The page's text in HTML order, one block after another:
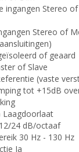
ingangen Stereo
Stereo of
of geaard
of Slave
(vaste
tot +15dB
Laagdoorlaat
24 dB/octaaf
30 Hz - 130 Hz
Ja